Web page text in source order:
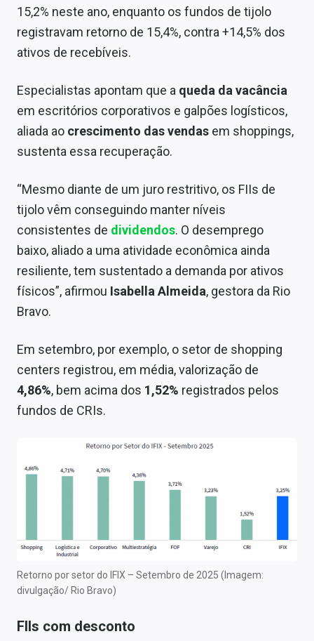
Conteúdo de Marca
Sobre
Contato
15,2% neste ano, enquanto os fundos de tijolo
registravam retorno de 15,4%, contra +14,5% dos
ativos de recebíveis.
Especialistas apontam que a queda da vacância
em escritórios corporativos e galpões logísticos,
aliada ao crescimento das vendas em shoppings,
sustenta essa recuperação.
“Mesmo diante de um juro restritivo, os FIIs de
tijolo vêm conseguindo manter níveis
consistentes de dividendos. O desemprego
baixo, aliado a uma atividade econômica ainda
resiliente, tem sustentado a demanda por ativos
físicos”, afirmou Isabella Almeida, gestora da Rio
Bravo.
Em setembro, por exemplo, o setor de shopping
centers registrou, em média, valorização de
4,86%, bem acima dos 1,52% registrados pelos
fundos de CRIs.
Retorno por setor do IFIX – Setembro de 2025 (Imagem:
divulgação/ Rio Bravo)
FIIs com desconto